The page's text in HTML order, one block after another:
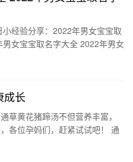
经验分享：2022年男女宝宝取
女宝宝取名字大全 2022年男女
成长
草黄花猪蹄汤不但营养丰富，
各位孕妈们，赶紧试试吧！ 通